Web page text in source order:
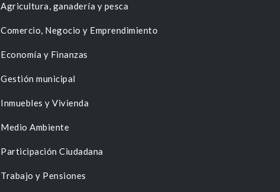
Agricultura, ganadería y pesca
Comercio, Negocio y Emprendimiento
Economía y Finanzas
Gestión municipal
Inmuebles y Vivienda
Medio Ambiente
Participación Ciudadana
Trabajo y Pensiones